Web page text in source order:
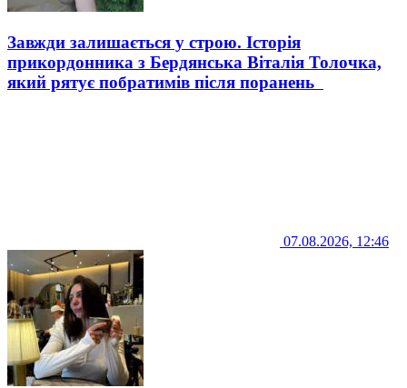
Завжди залишається у строю. Історія
прикордонника з Бердянська Віталія Толочка,
який рятує побратимів після поранень
07.08.2026, 12:46